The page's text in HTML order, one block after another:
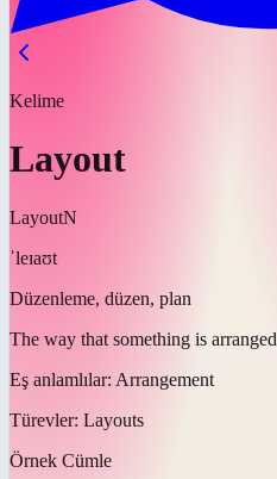
Kelime
Layout
LayoutN
ˈleɪaʊt
Düzenleme, düzen, plan
The way that something is arranged
Eş anlamlılar: Arrangement
Türevler: Layouts
Örnek Cümle